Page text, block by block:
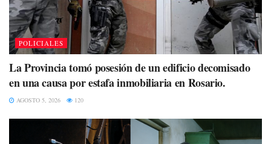
POLICIALES
La Provincia tomó posesión de un edificio decomisado
en una causa por estafa inmobiliaria en Rosario.
AGOSTO 5, 2026 120